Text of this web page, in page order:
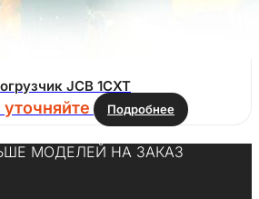
JCB 1CXT
Подробнее
МОДЕЛЕЙ НА ЗАКАЗ